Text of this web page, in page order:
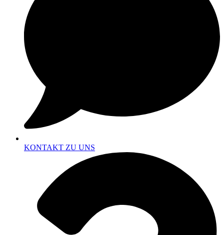
KONTAKT ZU UNS